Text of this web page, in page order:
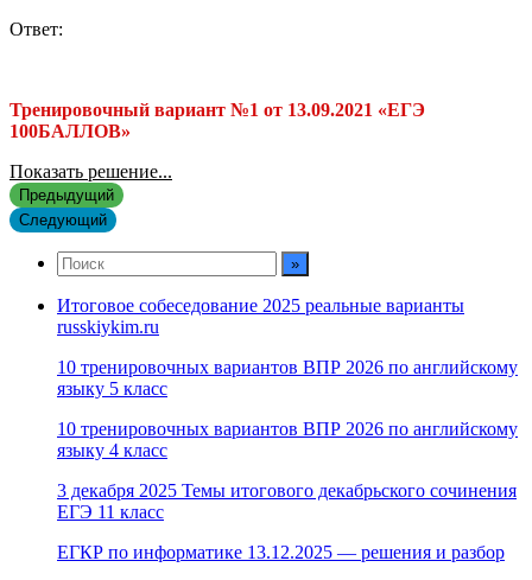
Ответ:
Тренировочный вариант №1 от 13.09.2021 «ЕГЭ
100БАЛЛОВ»
Показать решение...
Предыдущий
Следующий
Итоговое собеседование 2025 реальные варианты
russkiykim.ru
10 тренировочных вариантов ВПР 2026 по английскому
языку 5 класс
10 тренировочных вариантов ВПР 2026 по английскому
языку 4 класс
3 декабря 2025 Темы итогового декабрьского сочинения
ЕГЭ 11 класс
ЕГКР по информатике 13.12.2025 — решения и разбор